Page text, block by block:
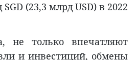
(23,3 млрд USD) в 2022
не только впечатляют
и инвестиций, обмены